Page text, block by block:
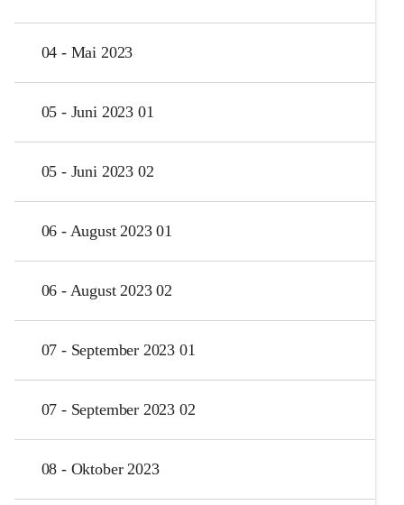
04 - Mai 2023
05 - Juni 2023 01
05 - Juni 2023 02
06 - August 2023 01
06 - August 2023 02
07 - September 2023 01
07 - September 2023 02
08 - Oktober 2023